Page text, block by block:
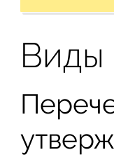
Виды